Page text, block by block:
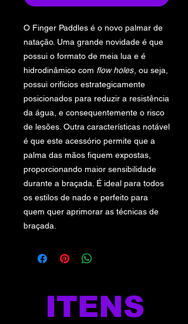
O Finger Paddles é o novo palmar de
natação. Uma grande novidade é que
possui o formato de meia lua e é
hidrodinâmico com flow holes , ou seja,
possui orifícios estrategicamente
posicionados para reduzir a resistência
da água, e consequentemente o risco
de lesões. Outra características notável
é que este acessório permite que a
palma das mãos fiquem expostas,
proporcionando maior sensibilidade
durante a braçada. É ideal para todos
os estilos de nado e perfeito para
quem quer aprimorar as técnicas de
braçada.
ITENS